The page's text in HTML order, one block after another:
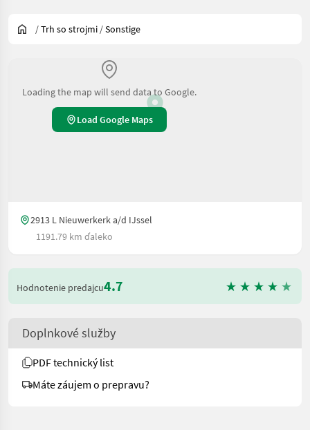
/Trh so strojmi /Sonstige
Loading the map will send data to Google.
Load Google Maps
2913 L Nieuwerkerk a/d IJssel
1191.79 km ďaleko
Hodnotenie predajcu4.7
Doplnkové služby
PDF technický list
Máte záujem o prepravu?